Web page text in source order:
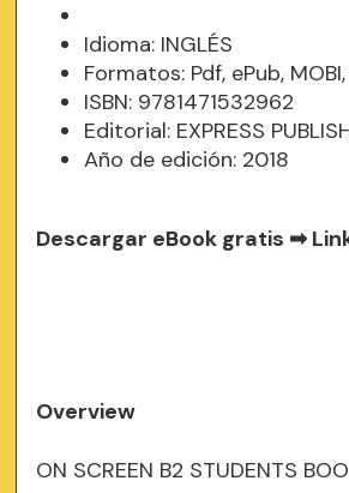
Idioma: INGLÉS
Formatos: Pdf, ePub, MOBI,
ISBN: 9781471532962
Editorial: EXPRESS
Año de edición: 2018
Descargar eBook gratis ➡
Overview
ON SCREEN B2 STUDENTS